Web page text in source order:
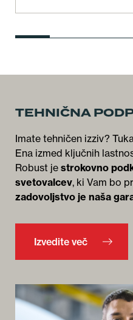
TEHNIČNA
Imate tehničen izziv?
Ena izmed ključnih
Robust je strokovno
svetovalcev, ki Vam bo
zadovoljstvo je naša
Izvedite več